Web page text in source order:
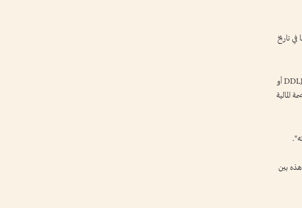
تاريخ
فمنذ طرحه في 20 أكتوبر 1995، يُعرض فيلم "Dilwale Dulhania Le Jayenge" (المعروف اختصارا بـDDLJ أو
المالية
هذه بين